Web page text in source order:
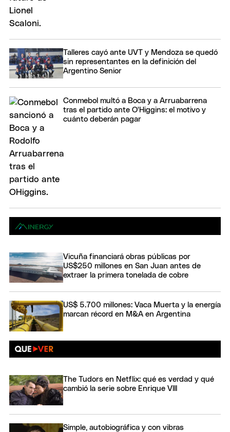
Talleres cayó ante UVT y Mendoza se quedó
sin representantes en la definición del
Argentino Senior
Conmebol multó a Boca y a Arruabarrena
tras el partido ante O'Higgins: el motivo y
cuánto deberán pagar
Vicuña financiará obras públicas por
US$250 millones en San Juan antes de
extraer la primera tonelada de cobre
US$ 5.700 millones: Vaca Muerta y la energía
marcan récord en M&A en Argentina
The Tudors en Netflix: qué es verdad y qué
cambió la serie sobre Enrique VIII
Simple, autobiográfica y con vibras